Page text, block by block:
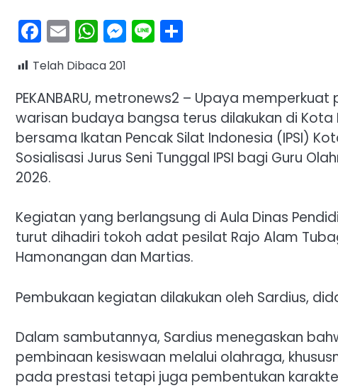
Facebook
EmailWhatsApp
Messenger
Line
Telah Dibaca201
PEKANBARU, metronews2 – Upaya
warisan budaya bangsa terus dilakukan di Kota
bersama Ikatan Pencak Silat Indonesia (IPSI)
Sosialisasi Jurus Seni Tunggal IPSI bagi Guru
2026.
Kegiatan yang berlangsung di Aula Dinas
turut dihadiri tokoh adat pesilat Rajo Alam
Hamonangan dan Martias.
Pembukaan kegiatan dilakukan oleh Sardius,
Dalam sambutannya, Sardius menegaskan
pembinaan kesiswaan melalui olahraga,
pada prestasi tetapi juga pembentukan